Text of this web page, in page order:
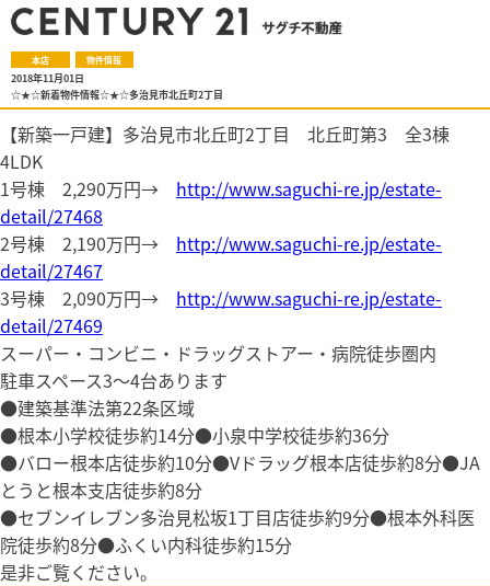
本店 物件情報
2018年11月01日
☆★☆新着物件情報☆★☆多治見市北丘町2丁目
【新築一戸建】多治見市北丘町2丁目 北丘町第3 全3棟
4LDK
1号棟 2,290万円→ http://www.saguchi-re.jp/estate-
detail/27468
2号棟 2,190万円→ http://www.saguchi-re.jp/estate-
detail/27467
3号棟 2,090万円→ http://www.saguchi-re.jp/estate-
detail/27469
スーパー・コンビニ・ドラッグストアー・病院徒歩圏内
駐車スペース3～4台あります
●建築基準法第22条区域
●根本小学校徒歩約14分●小泉中学校徒歩約36分
●バロー根本店徒歩約10分●Vドラッグ根本店徒歩約8分●JA
とうと根本支店徒歩約8分
●セブンイレブン多治見松坂1丁目店徒歩約9分●根本外科医
院徒歩約8分●ふくい内科徒歩約15分
是非ご覧ください。